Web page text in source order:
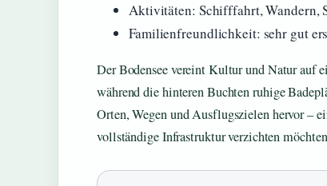
Aktivitäten: Schifffahrt, Wandern,
Familienfreundlichkeit: sehr gut
Der Bodensee vereint Kultur und Natur auf
während die hinteren Buchten ruhige
Orten, Wegen und Ausflugszielen hervor –
vollständige Infrastruktur verzichten